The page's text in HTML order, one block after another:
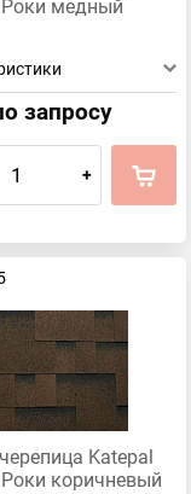
Роки медный
запросу
+
Katepal
коричневый